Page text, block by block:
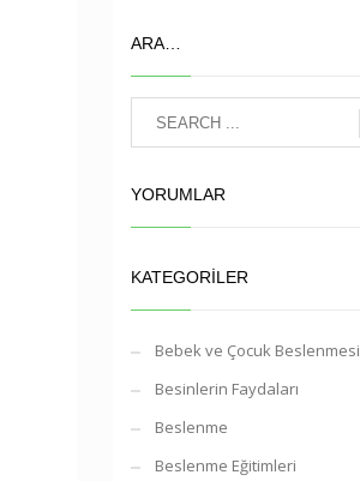
ARA…
YORUMLAR
KATEGORILER
Bebek ve Çocuk Beslenmesi
Besinlerin Faydaları
Beslenme
Beslenme Eğitimleri